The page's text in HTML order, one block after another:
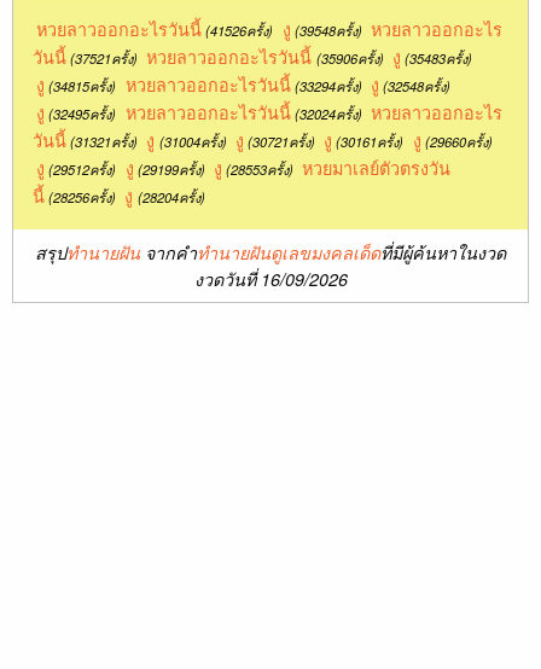
หวยลาวออกอะไรวันนี้ (41526ครั้ง) งู (39548ครั้ง) หวยลาวออกอะไร
วันนี้(37521ครั้ง) หวยลาวออกอะไรวันนี้ (35906ครั้ง) งู (35483ครั้ง)
งู (34815ครั้ง) หวยลาวออกอะไรวันนี้ (33294ครั้ง) งู (32548ครั้ง)
งู (32495ครั้ง) หวยลาวออกอะไรวันนี้ (32024ครั้ง) หวยลาวออกอะไร
วันนี้(31321ครั้ง) งู (31004ครั้ง) งู (30721ครั้ง) งู (30161ครั้ง) งู (29660ครั้ง)
งู (29512ครั้ง) งู (29199ครั้ง) งู (28553ครั้ง) หวยมาเลย์ตัวตรงวัน
นี้(28256ครั้ง) งู (28204ครั้ง)
สรุปทำนายฝัน จากคำทำนายฝันดูเลขมงคลเด็ดที่มีผู้ค้นหาในงวด
งวดวันที่ 16/09/2026